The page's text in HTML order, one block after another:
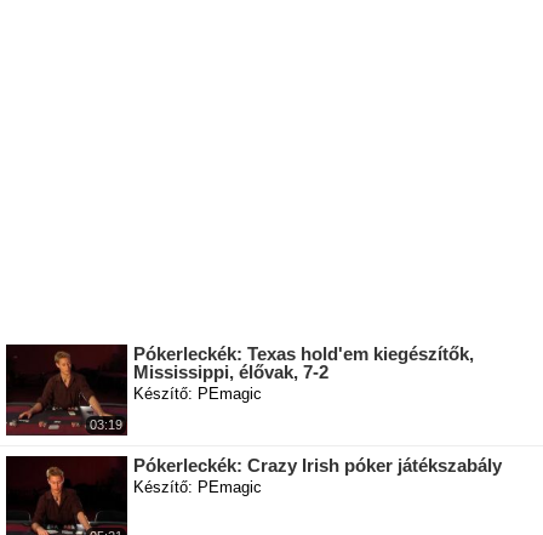
03:19
Pókerleckék: Texas hold'em kiegészítők,
Mississippi, élővak, 7-2
Készítő: PEmagic
Pókerleckék: Crazy Irish póker játékszabály
Készítő: PEmagic